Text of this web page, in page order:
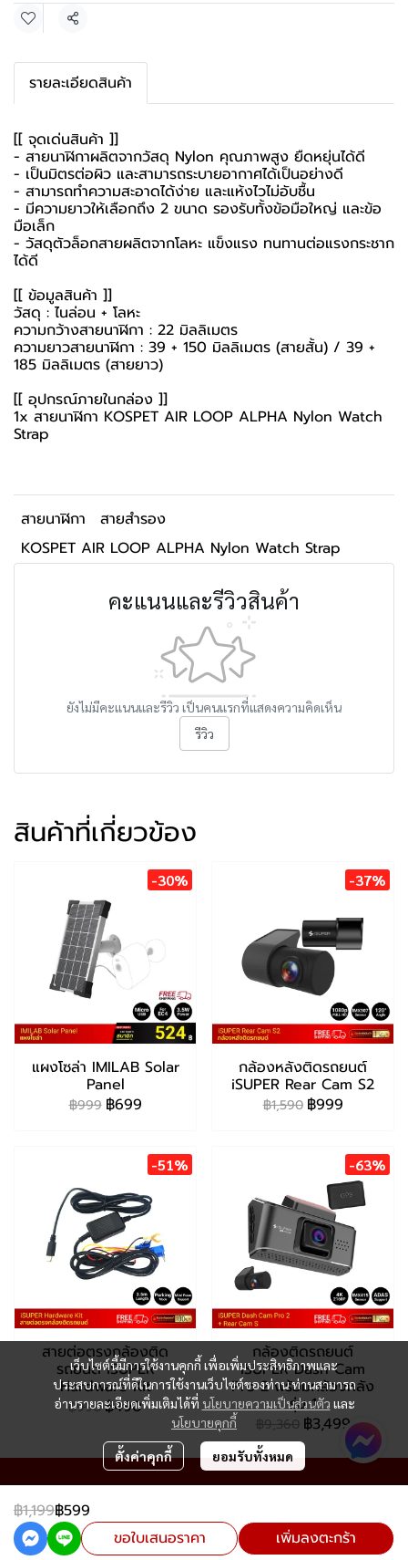
แชร์
รายละเอียดสินค้า
[[ จุดเด่นสินค้า ]]
- สายนาฬิกาผลิตจากวัสดุ Nylon คุณภาพสูง ยืดหยุ่นได้ดี
- เป็นมิตรต่อผิว และสามารถระบายอากาศได้เป็นอย่างดี
- สามารถทำความสะอาดได้ง่าย และแห้งไวไม่อับชื้น
- มีความยาวให้เลือกถึง 2 ขนาด รองรับทั้งข้อมือใหญ่ และข้อ
มือเล็ก
- วัสดุตัวล็อกสายผลิตจากโลหะ แข็งแรง ทนทานต่อแรงกระชาก
ได้ดี
[[ ข้อมูลสินค้า ]]
วัสดุ : ไนล่อน + โลหะ
ความกว้างสายนาฬิกา : 22 มิลลิเมตร
ความยาวสายนาฬิกา : 39 + 150 มิลลิเมตร (สายสั้น) / 39 +
185 มิลลิเมตร (สายยาว)
[[ อุปกรณ์ภายในกล่อง ]]
1x สายนาฬิกา KOSPET AIR LOOP ALPHA Nylon Watch
Strap
สายนาฬิกา
สายสำรอง
KOSPET AIR LOOP ALPHA Nylon Watch Strap
คะแนนและรีวิวสินค้า
ยังไม่มีคะแนนและรีวิว เป็นคนแรกที่แสดงความคิดเห็น
รีวิว
สินค้าที่เกี่ยวข้อง
-30%
แผงโซล่า IMILAB Solar
Panel
฿999 ฿699
-37%
กล้องหลังติดรถยนต์
iSUPER Rear Cam S2
฿1,590 ฿999
-51%
สายต่อตรงกล้องติด
รถยนต์ iSUPER
Hardware Kit
฿990฿490
-63%
กล้องติดรถยนต์
iSUPER Dash Cam
Pro 2 พร้อมกล้องหลัง
รุ่น 1
฿9,360 ฿3,499
฿1,199฿599
ขอใบเสนอราคา
เพิ่มลงตะกร้า
เว็บไซต์นี้มีการใช้งานคุกกี้ เพื่อเพิ่มประสิทธิภาพและ
ประสบการณ์ที่ดีในการใช้งานเว็บไซต์ของท่าน ท่านสามารถ
อ่านรายละเอียดเพิ่มเติมได้ที่ นโยบายความเป็นส่วนตัว และ
นโยบายคุกกี้
ตั้งค่าคุกกี้ ยอมรับทั้งหมด
Copyright 2024 | All Rights Reserved | Powered by MWE